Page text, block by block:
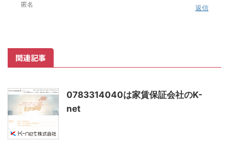
匿名 返信
関連記事
0783314040は家賃保証会社のK-
net